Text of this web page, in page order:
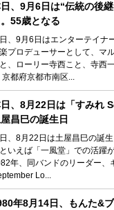
、9月6日は“伝統の後
。55歳となる
、9月6日はエンターテイナ
プロデューサーとして、マ
、ローリー寺西こと、寺西
都府京都市南区...
、8月22日は「すみれ
昌巳の誕生日
、8月22日は土屋昌巳の誕
いえば「一風堂」での活躍
年、同バンドのリーダー、
Lo...
年8月14日、もんた&